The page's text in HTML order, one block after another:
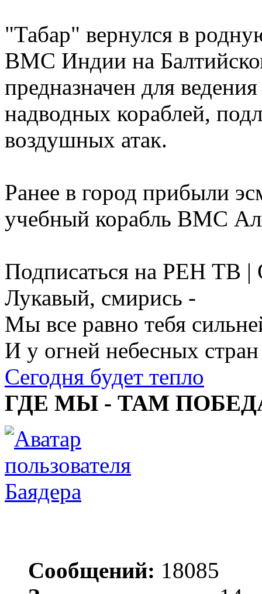
"Табар" вернулся в
ВМС Индии на
предназначен для
надводных кораблей,
воздушных атак.
Ранее в город прибыли
учебный корабль ВМС
Подписаться на РЕН ТВ |
Лукавый, смирись -
Мы все равно тебя
И у огней небесных стран
Сегодня будет тепло
ГДЕ МЫ - ТАМ
Баядера
Сообщений: 18085